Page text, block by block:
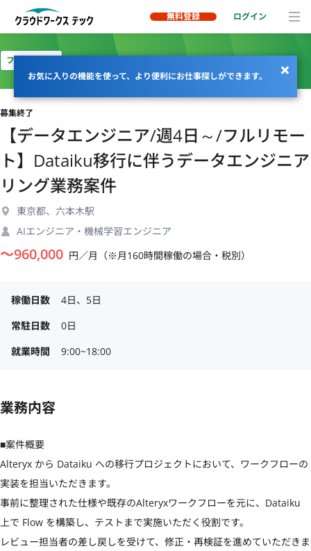
無料登録 ログイン
お気に入りの機能を使って、より便利にお仕事探しができます。
フルリモート
募集終了
【データエンジニア/週4日～/フルリモー
ト】Dataiku移行に伴うデータエンジニア
リング業務案件
東京都、六本木駅
AIエンジニア・機械学習エンジニア
〜960,000 円／月（※月160時間稼働の場合・税別）
稼働日数
4日、5日
常駐日数
0日
就業時間
9:00~18:00
業務内容
■案件概要
Alteryx から Dataiku への移行プロジェクトにおいて、ワークフローの
実装を担当いただきます。
事前に整理された仕様や既存のAlteryxワークフローを元に、Dataiku
上で Flow を構築し、テストまで実施いただく役割です。
レビュー担当者の差し戻しを受けて、修正・再検証を進めていただきま